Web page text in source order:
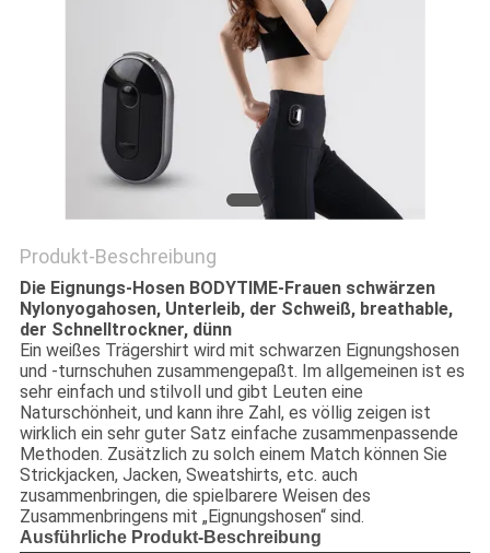
SITEMAP
PRIVACY
POLICY
Produkt-Beschreibung
Die Eignungs-Hosen BODYTIME-Frauen schwärzen
Nylonyogahosen, Unterleib, der Schweiß, breathable,
der Schnelltrockner, dünn
Ein weißes Trägershirt wird mit schwarzen Eignungshosen
und -turnschuhen zusammengepaßt. Im allgemeinen ist es
sehr einfach und stilvoll und gibt Leuten eine
Naturschönheit, und kann ihre Zahl, es völlig zeigen ist
wirklich ein sehr guter Satz einfache zusammenpassende
Methoden. Zusätzlich zu solch einem Match können Sie
Strickjacken, Jacken, Sweatshirts, etc. auch
zusammenbringen, die spielbarere Weisen des
Zusammenbringens mit „Eignungshosen“ sind.
Ausführliche Produkt-Beschreibung